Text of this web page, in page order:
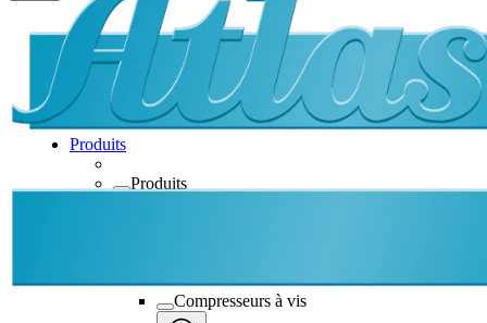
Produits
Produits
Compresseurs à vis